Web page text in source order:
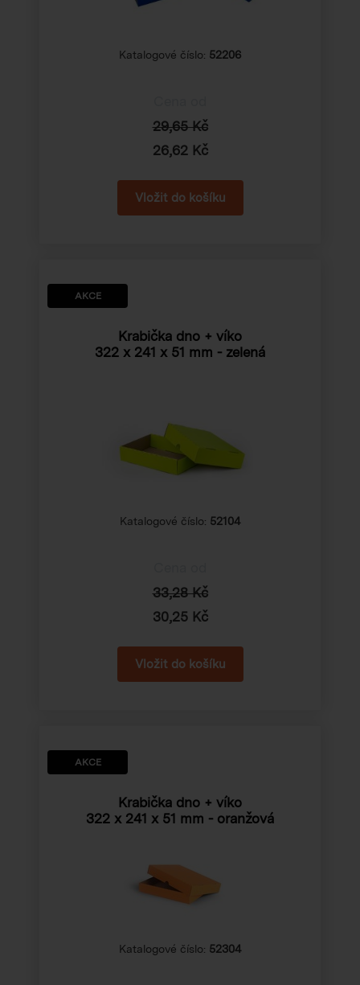
Katalogové číslo: 52206
29,65 Kč
26,62 Kč
AKCE
Krabička dno + víko
322 x 241 x 51 mm - zelená
Katalogové číslo: 52104
33,28 Kč
30,25 Kč
AKCE
Krabička dno + víko
322 x 241 x 51 mm - oranžová
Katalogové číslo: 52304